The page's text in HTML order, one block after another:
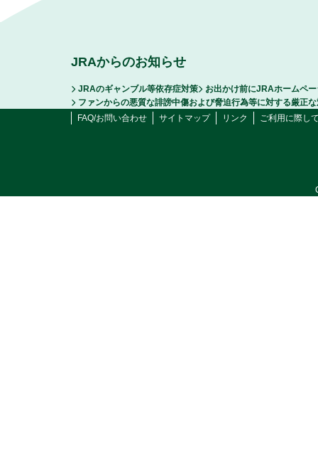
JRAからのお知らせ
JRAのギャンブル等依存症対策
お出かけ前にJRAホームペ
ファンからの悪質な誹謗中傷および脅迫行為等に対する厳正
FAQ/お問い合わせ
サイトマップ リンク ご利用に際し